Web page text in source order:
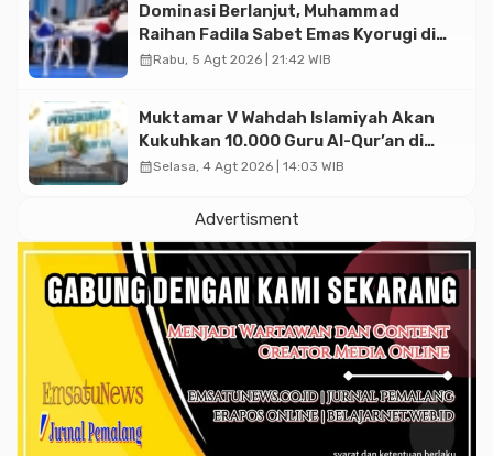
Dominasi Berlanjut, Muhammad
Raihan Fadila Sabet Emas Kyorugi di
Asian Taekwondo Indonesia Open
calendar_monthRabu, 5 Agt 2026 | 21:42 WIB
Muktamar V Wahdah Islamiyah Akan
Kukuhkan 10.000 Guru Al-Qur’an di
Masjid Istiqlal
calendar_monthSelasa, 4 Agt 2026 | 14:03 WIB
Advertisment